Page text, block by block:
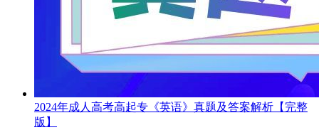
2024年成人高考高起专《英语》真题及答案解析【完整
版】